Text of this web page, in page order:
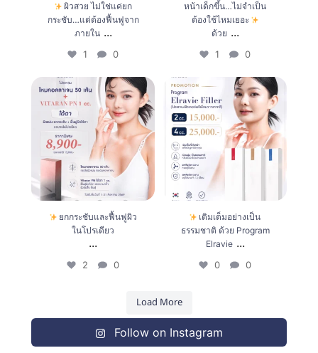
ผิวสวย ไม่ใช่แค่ยก
กระชับ…แต่ต้องฟื้นฟูจาก
ภายใน ...
1 0
หน้าเด็กขึ้น…ไม่จำเป็น
ต้องใช้ไหมเยอะ
ด้วย ...
1 0
ยกกระชับและฟื้นฟูผิวในโปร
เดียว
...
0
ยกกระชับและฟื้นฟูผิว
ในโปรเดียว
...
2 0
เติมเต็มอย่างเป็นธรรมชาติ
ด้วย Program Elravie ...
0 0
เติมเต็มอย่างเป็น
ธรรมชาติ ด้วย Program
Elravie ...
0 0
Load More
Follow on Instagram